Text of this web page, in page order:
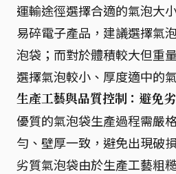
運輸途徑選擇合適的氣泡大
易碎電子產品，建議選擇氣
泡袋；而對於體積較大但重
選擇氣泡較小、厚度適中的
生產工藝與品質控制：避免
優質的氣泡袋生產過程需嚴
勻、壁厚一致，避免出現破
劣質氣泡袋由於生產工藝粗